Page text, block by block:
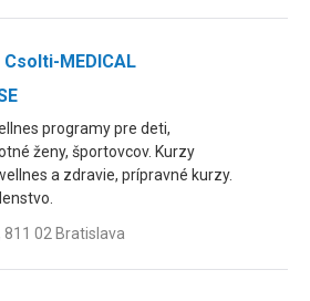
Csolti-MEDICAL
programy pre deti,
ženy, športovcov. Kurzy
a zdravie, prípravné kurzy.
811 02 Bratislava